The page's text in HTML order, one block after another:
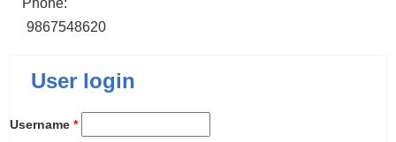
Phone:
9867548620
User login
Username *